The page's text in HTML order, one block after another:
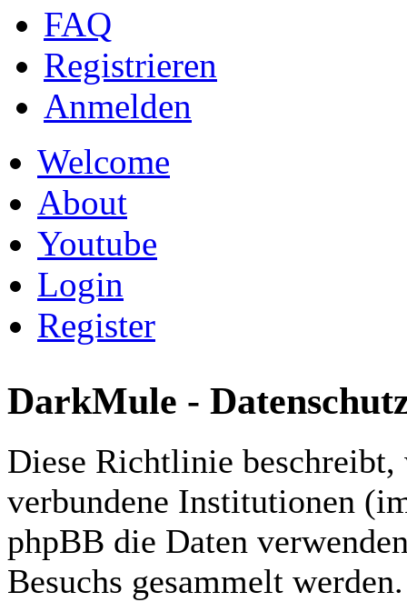
FAQ
Registrieren
Anmelden
Welcome
About
Youtube
Login
Register
DarkMule -
Diese Richtlinie
verbundene Institutionen
phpBB die Daten
Besuchs gesammelt werden.